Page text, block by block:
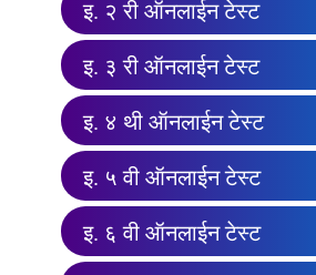
इ. २ री ऑनलाईन टेस्ट
इ. ३ री ऑनलाईन टेस्ट
इ. ४ थी ऑनलाईन टेस्ट
इ. ५ वी ऑनलाईन टेस्ट
इ. ६ वी ऑनलाईन टेस्ट